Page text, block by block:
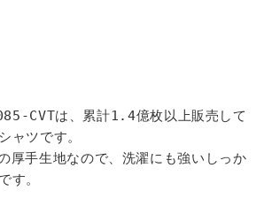
は、累計1.4億枚以上販売して
ャツです。
厚手生地なので、洗濯にも強いしっか
す。